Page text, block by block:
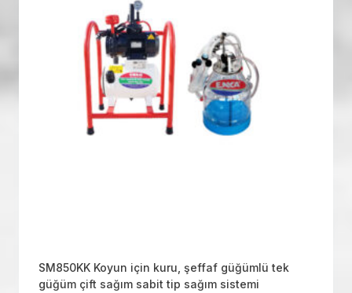
SM850KK Koyun için kuru, şeffaf güğümlü tek
güğüm çift sağım sabit tip sağım sistemi